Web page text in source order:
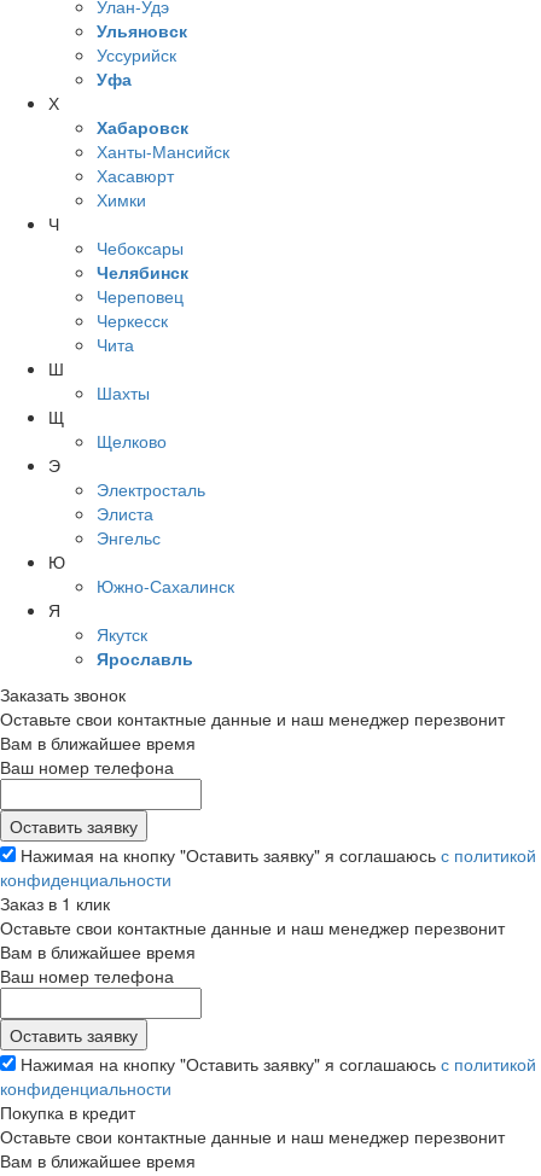
Улан-Удэ
Ульяновск
Уссурийск
Уфа
Х
Хабаровск
Ханты-Мансийск
Хасавюрт
Химки
Ч
Чебоксары
Челябинск
Череповец
Черкесск
Чита
Ш
Шахты
Щ
Щелково
Э
Электросталь
Элиста
Энгельс
Ю
Южно-Сахалинск
Я
Якутск
Ярославль
Заказать звонок
Оставьте свои контактные данные и наш менеджер перезвонит
Вам в ближайшее время
Ваш номер телефона
Нажимая на кнопку "Оставить заявку" я соглашаюсь с политикой
конфиденциальности
Заказ в 1 клик
Оставьте свои контактные данные и наш менеджер перезвонит
Вам в ближайшее время
Ваш номер телефона
Нажимая на кнопку "Оставить заявку" я соглашаюсь с политикой
конфиденциальности
Покупка в кредит
Оставьте свои контактные данные и наш менеджер перезвонит
Вам в ближайшее время